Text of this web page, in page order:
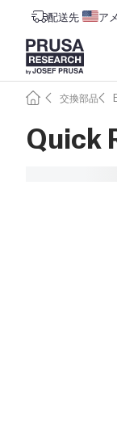
配送先 ア
交換部品
Quick